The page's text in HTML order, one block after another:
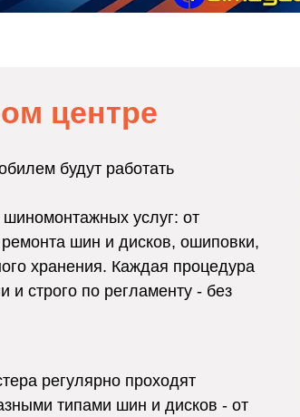
центре
будут работать
услуг: от
шин и дисков, ошиповки,
хранения. Каждая процедура
строго по регламенту - без
регулярно проходят
типами шин и дисков - от